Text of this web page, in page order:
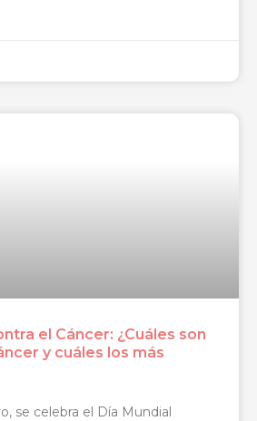
el Cáncer: ¿Cuáles son
y cuáles los más
se celebra el Día Mundial